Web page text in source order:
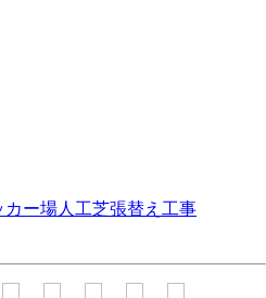
ー場人工芝張替え工事